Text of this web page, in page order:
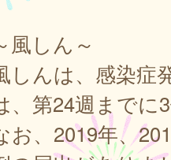
風しん～
しんは、感染症
、第24週までに
お、2019年、